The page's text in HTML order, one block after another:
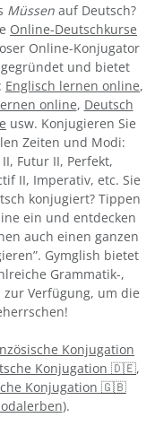
Müssen auf Deutsch?
Online-Deutschkurse
Online-Konjugator
und bietet
Englisch lernen online,
online, Deutsch
usw. Konjugieren Sie
Zeiten und Modi:
Futur II, Perfekt,
II, Imperativ, etc. Sie
konjugiert? Tippen
ein und entdecken
auch einen ganzen
Gymglish bietet
Grammatik-,
Verfügung, um die
Konjugation
Konjugation 🇩🇪,
Konjugation 🇬🇧
).